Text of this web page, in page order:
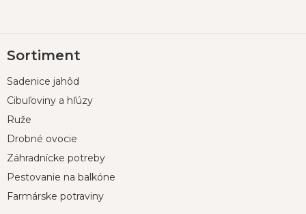
á
ä
Sortiment
Sadenice jahôd
Cibuľoviny a hľúzy
Ruže
Drobné ovocie
Záhradnícke potreby
Pestovanie na balkóne
Farmárske potraviny